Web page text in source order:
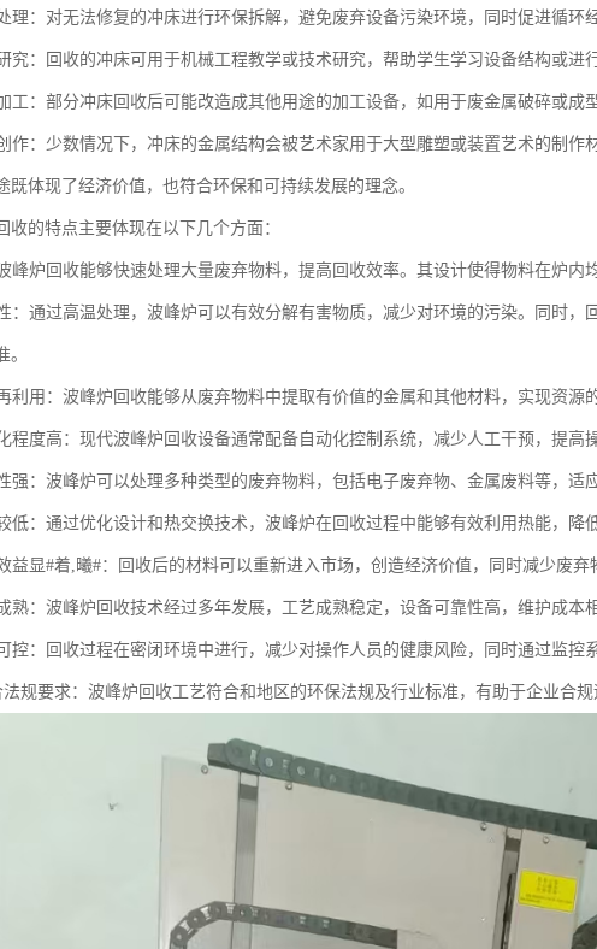
理：对无法修复的冲床进行环保拆解，避免废弃设备污染环境，同时促进循环
究：回收的冲床可用于机械工程教学或技术研究，帮助学生学习设备结构或进
工：部分冲床回收后可能改造成其他用途的加工设备，如用于废金属破碎或成
作：少数情况下，冲床的金属结构会被艺术家用于大型雕塑或装置艺术的制作材
既体现了经济价值，也符合环保和可持续发展的理念。
收的特点主要体现在以下几个方面：
峰炉回收能够快速处理大量废弃物料，提高回收效率。其设计使得物料在炉内
：通过高温处理，波峰炉可以有效分解有害物质，减少对环境的污染。同时，
。
利用：波峰炉回收能够从废弃物料中提取有价值的金属和其他材料，实现资源
程度高：现代波峰炉回收设备通常配备自动化控制系统，减少人工干预，提高
强：波峰炉可以处理多种类型的废弃物料，包括电子废弃物、金属废料等，适
低：通过优化设计和热交换技术，波峰炉在回收过程中能够有效利用热能，降
益显#着,曦#：回收后的材料可以重新进入市场，创造经济价值，同时减少废弃
熟：波峰炉回收技术经过多年发展，工艺成熟稳定，设备可靠性高，维护成本
控：回收过程在密闭环境中进行，减少对操作人员的健康风险，同时通过监控
法规要求：波峰炉回收工艺符合和地区的环保法规及行业标准，有助于企业合规